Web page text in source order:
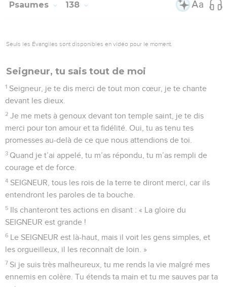
Seuls les Évangiles sont disponibles en vidéo pour le moment.
1 Là-bas, au bord des fleuves de Babylone, nous étions assis
2 Aux arbres qui étaient là, nous avions pendu nos harpes.
3 Alors ceux qui nous avaient déportés nous ont demandé de
chanter. Ceux qui nous torturaient nous ont demandé des
chants joyeux. Ils disaient : « Chantez-nous un des chants de
Jérusalem ! »
4 Comment chanter pour le SEIGNEUR dans un pays
étranger ?
5 Jérusalem, si je t’oublie, que ma main droite m’oublie !
6 Si je ne pense plus à toi, si Jérusalem n’est pas tout mon
bonheur, que ma langue reste collée dans ma bouche !
7 SEIGNEUR, rappelle-toi ce que les Édomites ont dit le jour
où Jérusalem a été prise : « Rasez la ville, rasez-la jusqu’à
ses fondations ! »
8 Ville de Babylone, tu vas être détruite ! Ils sont heureux,
ceux qui te rendront le mal que tu nous as fait !
9 Ils sont heureux, ceux qui saisiront tes jeunes enfants pour